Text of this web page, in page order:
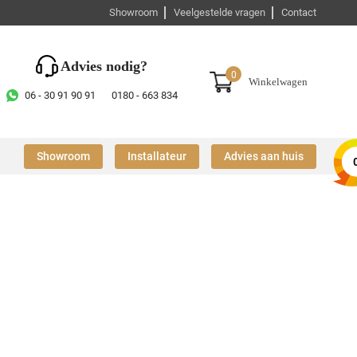
Showroom Veelgestelde vragen Contact
Advies nodig?
06 - 30 91 90 91 0180 - 663 834
0
Winkelwagen
Showroom Installateur Advies aan huis